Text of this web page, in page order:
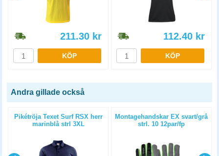
211.30 kr
KÖP
112.40 kr
KÖP
Andra gillade också
Pikétröja Texet Surf RSX herr
marinblå strl 3XL
Montagehandskar EX svart/grå
strl. 10 12par/fp